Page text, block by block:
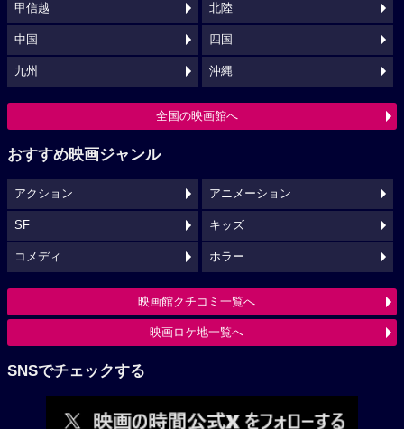
甲信越 北陸
中国 四国
九州 沖縄
全国の映画館へ
おすすめ映画ジャンル
アクション アニメーション
SF キッズ
コメディ ホラー
映画館クチコミ一覧へ
映画ロケ地一覧へ
SNSでチェックする